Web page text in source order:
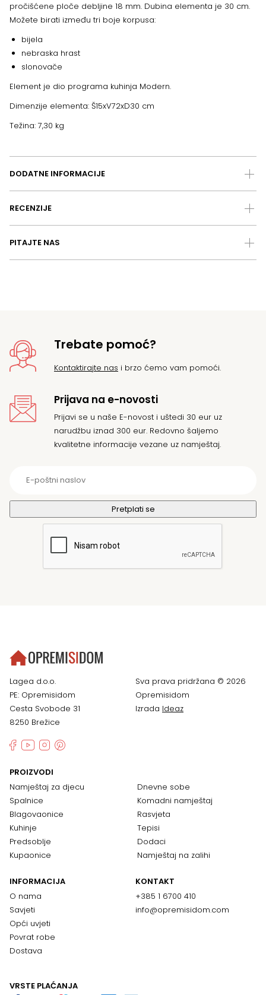
pročišćene ploče debljine 18 mm. Dubina elementa je 30 cm.
Možete birati između tri boje korpusa:
bijela
nebraska hrast
slonovače
Element je dio programa kuhinja Modern.
Dimenzije elementa: Š15xV72xD30 cm
Težina: 7,30 kg
DODATNE INFORMACIJE
RECENZIJE
PITAJTE NAS
Trebate pomoć?
Kontaktirajte nas i brzo ćemo vam pomoći.
Prijava na e-novosti
Prijavi se u naše E-novost i uštedi 30 eur uz
narudžbu iznad 300 eur. Redovno šaljemo
kvalitetne informacije vezane uz namještaj.
Lagea d.o.o.
PE: Opremisidom
Cesta Svobode 31
8250 Brežice
Sva prava pridržana © 2026
Opremisidom
Izrada Ideaz
PROIZVODI
Namještaj za djecu
Spalnice
Blagovaonice
Kuhinje
Predsoblje
Kupaonice
Dnevne sobe
Komadni namještaj
Rasvjeta
Tepisi
Dodaci
Namještaj na zalihi
INFORMACIJA
O nama
Savjeti
Opći uvjeti
Povrat robe
Dostava
KONTAKT
+385 1 6700 410
info@opremisidom.com
VRSTE PLAĆANJA